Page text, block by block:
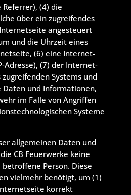
(4) die
über ein zugreifendes
angesteuert
und die Uhrzeit eines
(6) eine Internet-
Adresse), (7) der Internet-
Systems und
Daten und Informationen,
im Falle von Angriffen
Systeme
allgemeinen Daten und
CB Feuerwerke keine
betroffene Person. Diese
vielmehr benötigt, um (1)
korrekt